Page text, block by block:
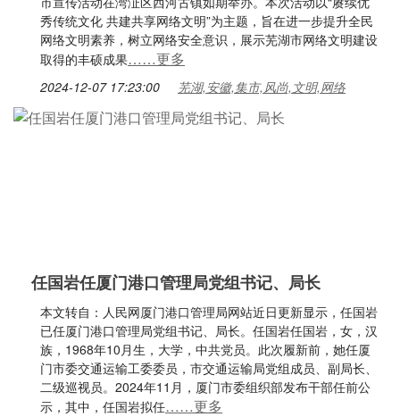
秀传统文化 共建共享网络文明”为主题，旨在进一步提升全民
网络文明素养，树立网络安全意识，展示芜湖市网络文明建设
取得的丰硕成果……更多
2024-12-07 17:23:00 芜湖,安徽,集市,风尚,文明,网络
任国岩任厦门港口管理局党组书记、局长
本文转自：人民网厦门港口管理局网站近日更新显示，任国岩
已任厦门港口管理局党组书记、局长。任国岩任国岩，女，汉
族，1968年10月生，大学，中共党员。此次履新前，她任厦
门市委交通运输工委委员，市交通运输局党组成员、副局长、
二级巡视员。2024年11月，厦门市委组织部发布干部任前公
示，其中，任国岩拟任……更多